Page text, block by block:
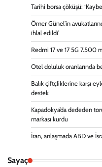
Tarihi borsa çöküşü:
Ömer Günel’in
ihlal edildi’
Redmi 17 ve 17 5G 7.500
Otel doluluk oranlarında
Balık çiftçliklerine karşı
destek
Kapadokya’da dededen
markası kurdu
İran, anlaşmada ABD ve
Sayaç